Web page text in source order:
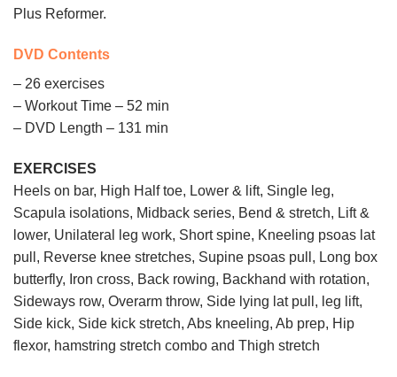
Plus Reformer.
DVD Contents
– 26 exercises
– Workout Time – 52 min
– DVD Length – 131 min
EXERCISES
Heels on bar, High Half toe, Lower & lift, Single leg,
Scapula isolations, Midback series, Bend & stretch, Lift &
lower, Unilateral leg work, Short spine, Kneeling psoas lat
pull, Reverse knee stretches, Supine psoas pull, Long box
butterfly, Iron cross, Back rowing, Backhand with rotation,
Sideways row, Overarm throw, Side lying lat pull, leg lift,
Side kick, Side kick stretch, Abs kneeling, Ab prep, Hip
flexor, hamstring stretch combo and Thigh stretch